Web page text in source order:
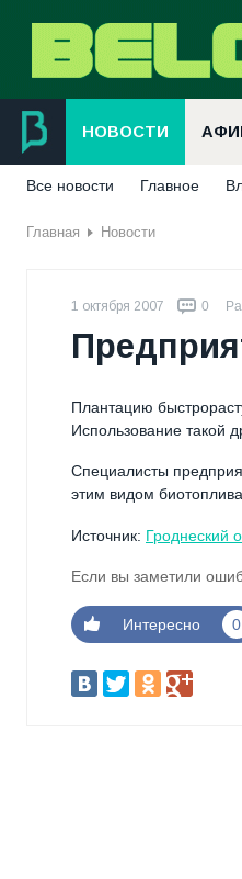
НОВОСТИ
Все новости Главное
Главная Новости
1 октября 2007 0
Плантацию
Использование такой
Специалисты
этим видом
Источник: Гроднеский
Если вы заметили
Интересно 0